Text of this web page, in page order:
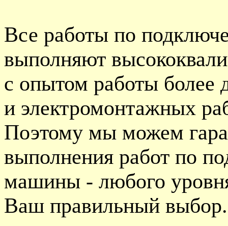
Все работы по
выполняют
с опытом работы более
и электромонтажных
Поэтому мы можем
выполнения работ по
машины - любого
Ваш правильный выбор.